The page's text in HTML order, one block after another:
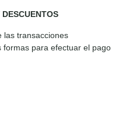
las transacciones
formas para efectuar el pago